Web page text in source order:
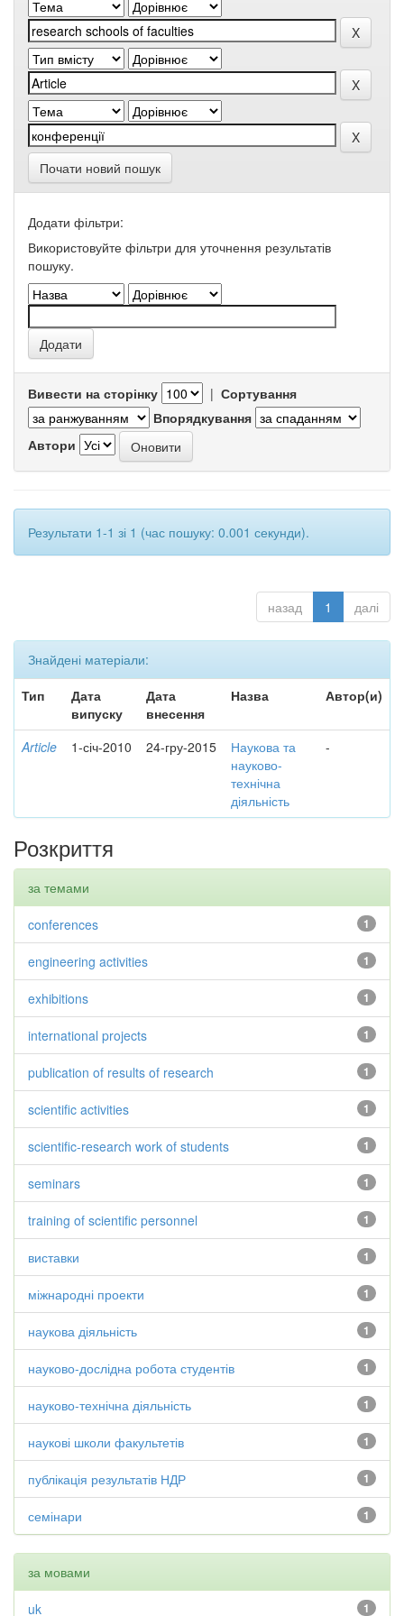
Почати новий пошук
Додати фільтри:
Використовуйте фільтри для уточнення результатів
пошуку.
Вивести на сторінку | Сортування
Впорядкування
Автори
Результати 1-1 зі 1 (час пошуку: 0.001 секунди).
назад 1 далі
Знайдені матеріали:
Тип
Дата
випуску
Дата
внесення
Назва Автор(и)
Article 1-січ-2010 24-гру-2015
Наукова та
науково-
технічна
діяльність
-
Розкриття
за темами
1
conferences
1
engineering activities
1
exhibitions
1
international projects
1
publication of results of research
1
scientific activities
1
scientific-research work of students
1
seminars
1
training of scientific personnel
1
виставки
1
міжнародні проекти
1
наукова діяльність
1
науково-дослідна робота студентів
1
науково-технічна діяльність
1
наукові школи факультетів
1
публікація результатів НДР
1
семінари
за мовами
1
uk